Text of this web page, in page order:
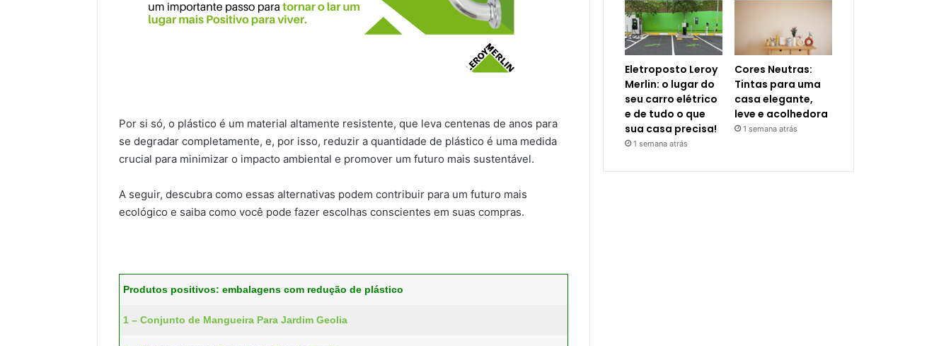
Por si só, o plástico é um material altamente resistente, que leva centenas de anos para
se degradar completamente, e, por isso, reduzir a quantidade de plástico é uma medida
crucial para minimizar o impacto ambiental e promover um futuro mais sustentável.
A seguir, descubra como essas alternativas podem contribuir para um futuro mais
ecológico e saiba como você pode fazer escolhas conscientes em suas compras.
Produtos positivos: embalagens com redução de plástico
1 – Conjunto de Mangueira Para Jardim Geolia
Eletroposto Leroy
Merlin: o lugar do
seu carro elétrico
e de tudo o que
sua casa precisa!
1 semana atrás
Cores Neutras:
Tintas para uma
casa elegante,
leve e acolhedora
1 semana atrás